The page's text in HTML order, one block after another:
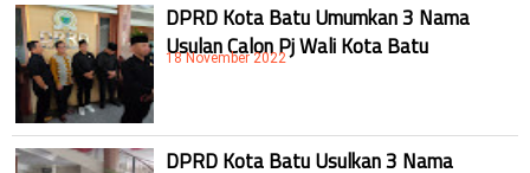
DPRD Kota Batu Umumkan 3 Nama
Usulan Calon Pj Wali Kota Batu
18 November 2022
DPRD Kota Batu Usulkan 3 Nama